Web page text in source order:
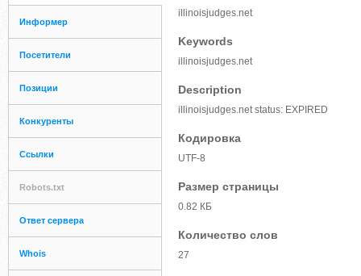
Информер
Посетители
Позиции
Конкуренты
Ссылки
Robots.txt
Ответ сервера
Whois
illinoisjudges.net
Keywords
illinoisjudges.net
Description
illinoisjudges.net status: EXPIRED
Кодировка
UTF-8
Размер страницы
0.82 КБ
Количество слов
27